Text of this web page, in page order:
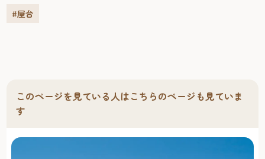
ベトナムのローカルフードで、バゲットに浸しながら味わ
バリ鶏白湯ラーメンと人情に惹かれ、夜な夜な集う、野球
好きの輪 この日もせっかくなので長浜屋台をはしご。2軒
目は野球ファンに人気の「博多バリバリ」。「長浜市民球
場」から屋号を変更し、さらにパワーアップした屋台へ。
#屋台
このページを見ている人はこちらのページも見ていま
す